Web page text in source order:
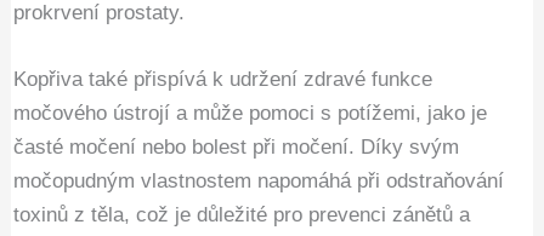
prokrvení prostaty.
Kopřiva také přispívá k udržení zdravé funkce
močového ústrojí a může pomoci s potížemi, jako je
časté močení nebo bolest při močení. Díky svým
močopudným vlastnostem napomáhá při odstraňování
toxinů z těla, což je důležité pro prevenci zánětů a